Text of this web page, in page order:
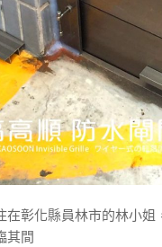
在彰化縣員林市的林小姐
其間